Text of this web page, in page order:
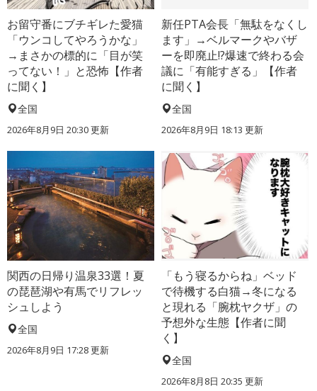
お留守番にブチギレた愛猫
「ウンコしてやろうかな」
→まさかの標的に「目が笑
ってない！」と恐怖【作者
に聞く】
全国
2026年8月9日 20:30更新
新任PTA会長「無駄をなくし
ます」→ベルマークやバザ
ーを即廃止!?爆速で終わる会
議に「有能すぎる」【作者
に聞く】
全国
2026年8月9日 18:13 更新
関西の日帰り温泉33選！夏
の琵琶湖や有馬でリフレッ
シュしよう
全国
2026年8月9日 17:28更新
「もう寝るからね」ベッド
で待機する白猫→冬になる
と現れる「腕枕ヤクザ」の
予想外な生態【作者に聞
く】
全国
2026年8月8日 20:35 更新